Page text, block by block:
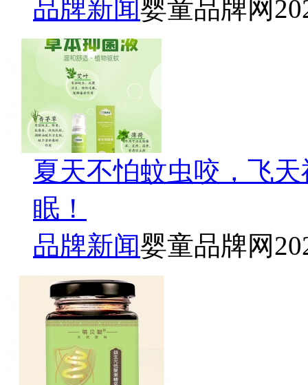
品牌新闻婴童品牌网
夏天不怕蚊虫咬，飞
眠！
品牌新闻婴童品牌网